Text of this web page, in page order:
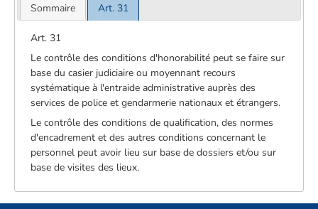
Sommaire Art. 31
Art. 31
Le contrôle des conditions d'honorabilité peut se faire sur
base du casier judiciaire ou moyennant recours
systématique à l'entraide administrative auprès des
services de police et gendarmerie nationaux et étrangers.
Le contrôle des conditions de qualification, des normes
d'encadrement et des autres conditions concernant le
personnel peut avoir lieu sur base de dossiers et/ou sur
base de visites des lieux.